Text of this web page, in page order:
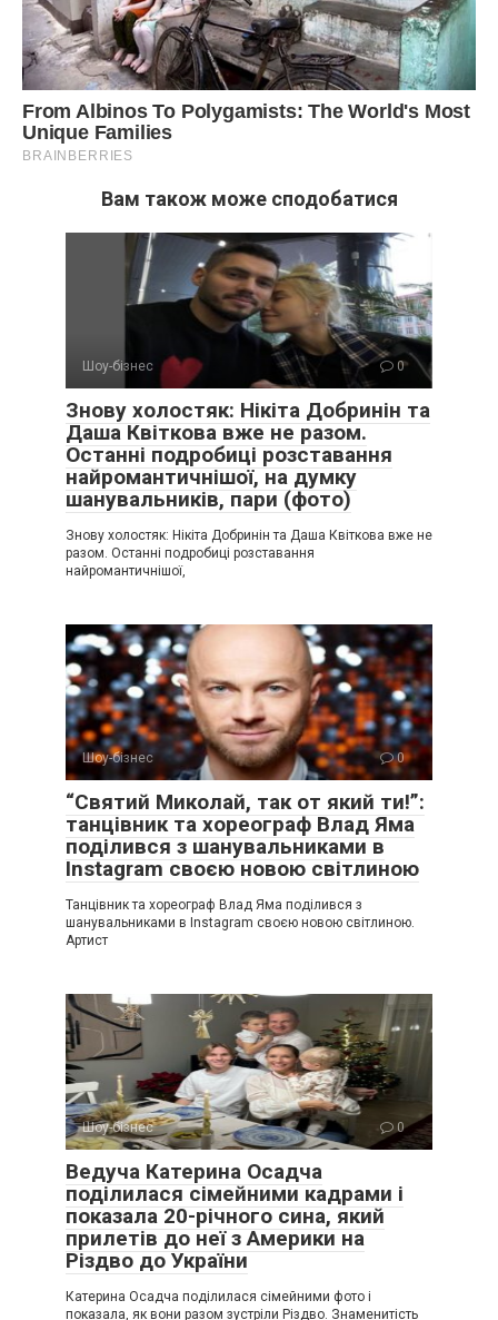
Вам також може сподобатися
Шоу-бізнес 0
Знову холостяк: Нікіта Добринін та
Даша Квіткова вже не разом.
Останні подробиці розставання
найромантичнішої, на думку
шанувальників, пари (фото)
Знову холостяк: Нікіта Добринін та Даша Квіткова вже не
разом. Останні подробиці розставання
найромантичнішої,
Шоу-бізнес 0
“Святий Миколай, так от який ти!”:
танцівник та хореограф Влад Яма
поділився з шанувальниками в
Instagram своєю новою світлиною
Танцівник та хореограф Влад Яма поділився з
шанувальниками в Instagram своєю новою світлиною.
Артист
Шоу-бізнес 0
Ведуча Катерина Осадча
поділилася сімейними кадрами і
показала 20-річного сина, який
прилетів до неї з Америки на
Різдво до України
Катерина Осадча поділилася сімейними фото і
показала, як вони разом зустріли Різдво. Знаменитість